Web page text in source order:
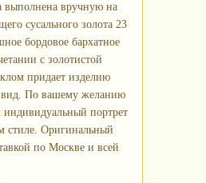
выполнена вручную на
сусального золота 23
бордовое бархатное
с золотистой
придает изделию
По вашему желанию
портрет
стиле. Оригинальный
по Москве и всей